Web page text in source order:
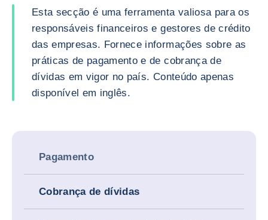
Esta secção é uma ferramenta valiosa para os
responsáveis financeiros e gestores de crédito
das empresas. Fornece informações sobre as
práticas de pagamento e de cobrança de
dívidas em vigor no país. Conteúdo apenas
disponível em inglês.
Pagamento
Cobrança de dívidas